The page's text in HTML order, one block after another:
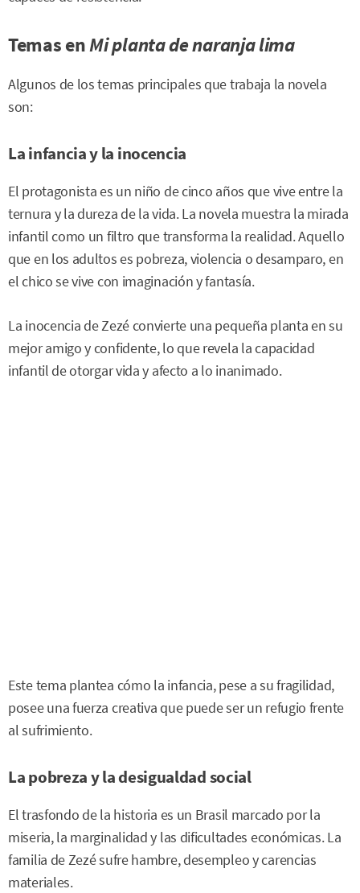
Temas enMi planta de naranja lima
Algunos de los temas principales que trabaja la novela
son:
La infancia y la inocencia
El protagonista es un niño de cinco años que vive entre la
ternura y la dureza de la vida. La novela muestra la mirada
infantil como un filtro que transforma la realidad. Aquello
que en los adultos es pobreza, violencia o desamparo, en
el chico se vive con imaginación y fantasía.
La inocencia de Zezé convierte una pequeña planta en su
mejor amigo y confidente, lo que revela la capacidad
infantil de otorgar vida y afecto a lo inanimado.
Este tema plantea cómo la infancia, pese a su fragilidad,
posee una fuerza creativa que puede ser un refugio frente
al sufrimiento.
La pobreza y la desigualdad social
El trasfondo de la historia es un Brasil marcado por la
miseria, la marginalidad y las dificultades económicas. La
familia de Zezé sufre hambre, desempleo y carencias
materiales.